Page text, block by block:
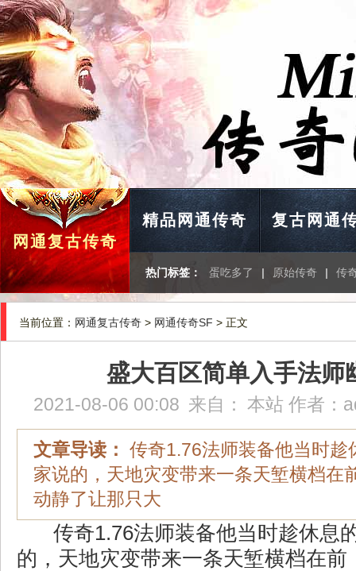
网通复古传奇
精品网通传奇 复古网通
热门标签： 蛋吃多了 | 原始传奇 | 传
当前位置： 网通复古传奇 > 网通传奇SF > 正文
盛大百区简单入手法师
2021-08-06 00:08 来自： 本站 作者：
文章导读： 传奇1.76法师装备他当时趁
家说的，天地灾变带来一条天堑横档在
动静了让那只大
传奇1.76法师装备他当时趁休息
的，天地灾变带来一条天堑横档在前